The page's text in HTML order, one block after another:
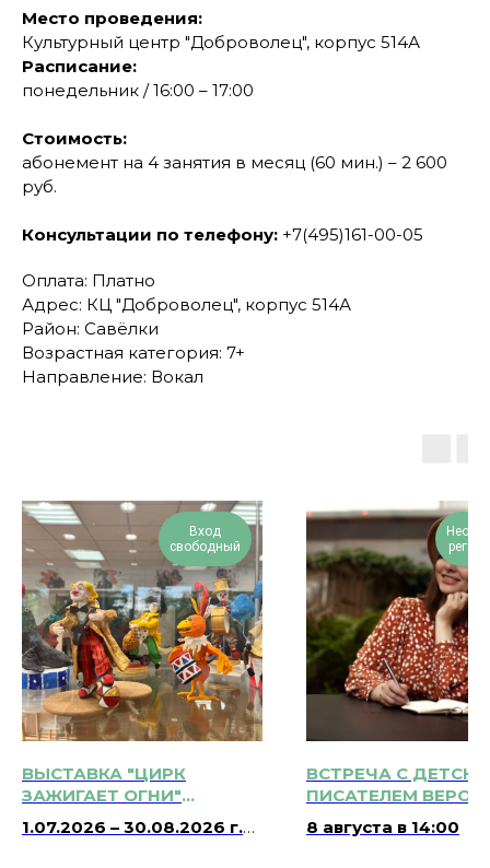
Место проведения:
Культурный центр "Доброволец", корпус 514А
Расписание:
понедельник / 16:00 – 17:00
Стоимость:
абонемент на 4 занятия в месяц (60 мин.) – 2 600
руб.
Консультации по телефону: +7(495)161-00-05
Оплата: Платно
Адрес: КЦ "Доброволец", корпус 514А
Район: Савёлки
Возрастная категория: 7+
Направление: Вокал
Вход
свободный
ВЫСТАВКА "ЦИРК
ЗАЖИГАЕТ ОГНИ"
ТВОРЧЕСКОЙ
МАСТЕРСКОЙ "ЧУДЕСА
1.07.2026 – 30.08.2026 г.
ВСТРЕЧА С
ПИСАТЕЛЕМ
МЕДВЕДЕВОЙ 0+
8 августа в 14:00